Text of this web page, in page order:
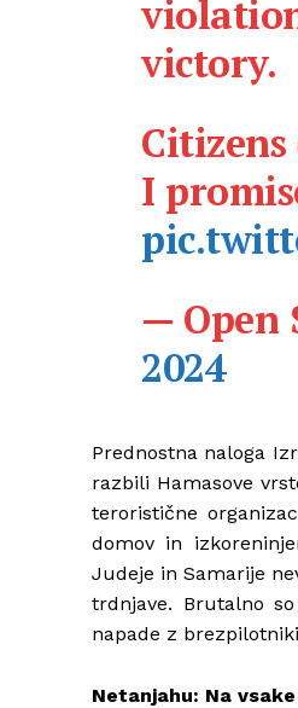
victory.
I
— Open
2024
Prednostna naloga
razbili Hamasove
teroristične
domov in
Judeje in Samarije
trdnjave. Brutalno
napade z
Netanjahu: Na